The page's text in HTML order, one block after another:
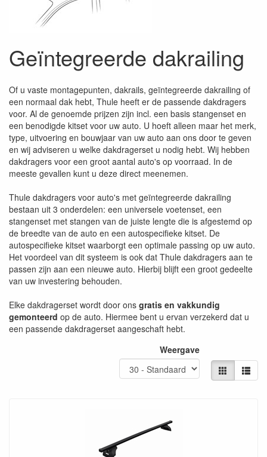
Geïntegreerde dakrailing
Of u vaste montagepunten, dakrails, geïntegreerde dakrailing of
een normaal dak hebt, Thule heeft er de passende dakdragers
voor. Al de genoemde prijzen zijn incl. een basis stangenset en
een benodigde kitset voor uw auto. U hoeft alleen maar het merk,
type, uitvoering en bouwjaar van uw auto aan ons door te geven
en wij adviseren u welke dakdragerset u nodig hebt. Wij hebben
dakdragers voor een groot aantal auto's op voorraad. In de
meeste gevallen kunt u deze direct meenemen.
Thule dakdragers voor auto's met geïntegreerde dakrailing
bestaan uit 3 onderdelen: een universele voetenset, een
stangenset met stangen van de juiste lengte die is afgestemd op
de breedte van de auto en een autospecifieke kitset. De
autospecifieke kitset waarborgt een optimale passing op uw auto.
Het voordeel van dit systeem is ook dat Thule dakdragers aan te
passen zijn aan een nieuwe auto. Hierbij blijft een groot gedeelte
van uw investering behouden.
Elke dakdragerset wordt door ons gratis en vakkundig
gemonteerd op de auto. Hiermee bent u ervan verzekerd dat u
een passende dakdragerset aangeschaft hebt.
Weergave